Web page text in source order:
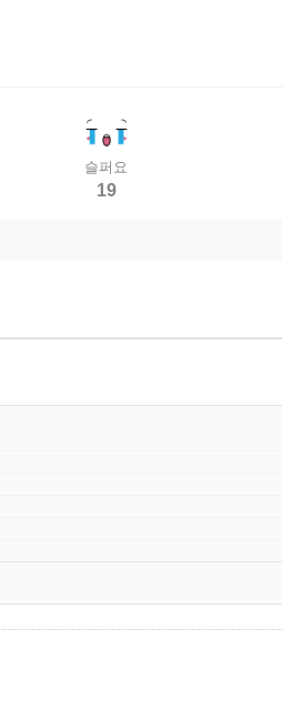
슬퍼요
19